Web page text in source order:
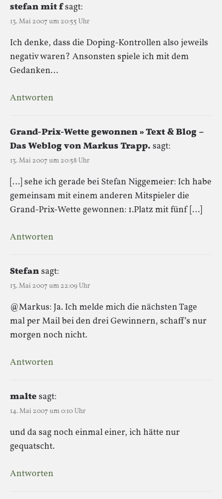
stefan mit fsagt:
13. Mai 2007 um 20:55 Uhr
Ich denke, dass die Doping-Kontrollen also jeweils
negativ waren? Ansonsten spiele ich mit dem
Gedanken…
Antworten
Grand-Prix-Wette gewonnen » Text & Blog –
Das Weblog von Markus Trapp. sagt:
13. Mai 2007 um 20:58 Uhr
[…] sehe ich gerade bei Stefan Niggemeier: Ich habe
gemeinsam mit einem anderen Mitspieler die
Grand-Prix-Wette gewonnen: 1.Platz mit fünf […]
Antworten
Stefansagt:
13. Mai 2007 um 22:09 Uhr
@Markus: Ja. Ich melde mich die nächsten Tage
mal per Mail bei den drei Gewinnern, schaff’s nur
morgen noch nicht.
Antworten
maltesagt:
14. Mai 2007 um 0:10 Uhr
und da sag noch einmal einer, ich hätte nur
gequatscht.
Antworten